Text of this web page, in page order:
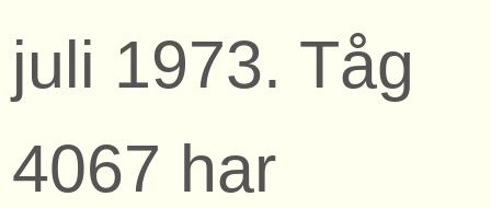
juli 1973. Tåg
4067 har